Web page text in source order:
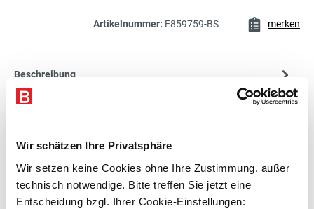
Wir schätzen Ihre Privatsphäre
Wir setzen keine Cookies ohne Ihre Zustimmung, außer
technisch notwendige. Bitte treffen Sie jetzt eine
Entscheidung bzgl. Ihrer Cookie-Einstellungen:
424,83 € inkl. MwSt.
Schreibtisch
exkl. 70,68 € MwSt.
442,68 € inkl. MwSt.
Schreibtisch
exkl. 69,73 € MwSt.
436,73 € inkl. MwSt.
Artikelnummer: E859759-BS merken
Beschreibung
Technische Daten